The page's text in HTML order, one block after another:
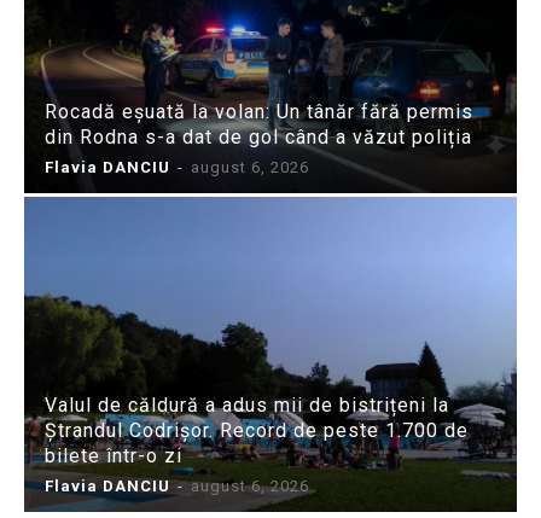
Rocadă eșuată la volan: Un tânăr fără permis
din Rodna s-a dat de gol când a văzut poliția
Flavia DANCIU - august 6, 2026
Valul de căldură a adus mii de bistrițeni la
Ștrandul Codrișor. Record de peste 1.700 de
bilete într-o zi
Flavia DANCIU - august 6, 2026